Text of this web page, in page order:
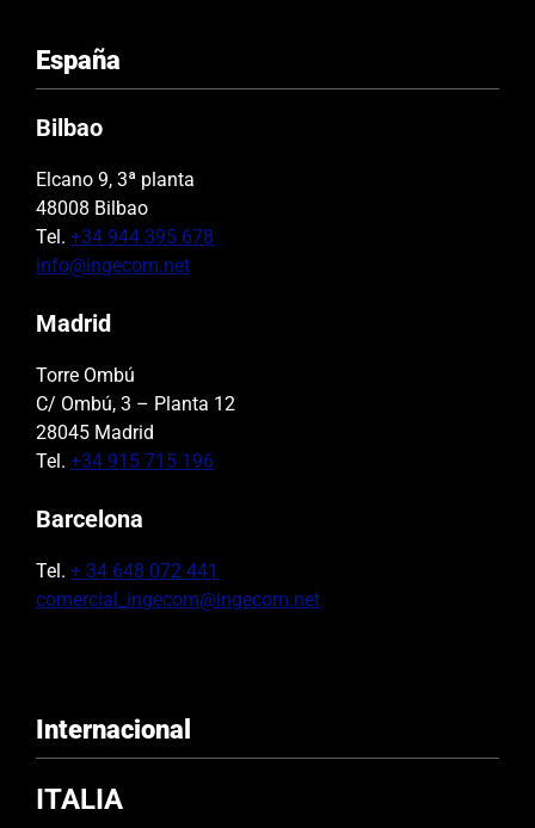
España
Bilbao
Elcano 9, 3ª planta
48008 Bilbao
Tel. +34 944 395 678
info@ingecom.net
Madrid
Torre Ombú
C/ Ombú, 3 – Planta 12
28045 Madrid
Tel. +34 915 715 196
Barcelona
Tel. + 34 648 072 441
comercial_ingecom@ingecom.net
Internacional
ITALIA